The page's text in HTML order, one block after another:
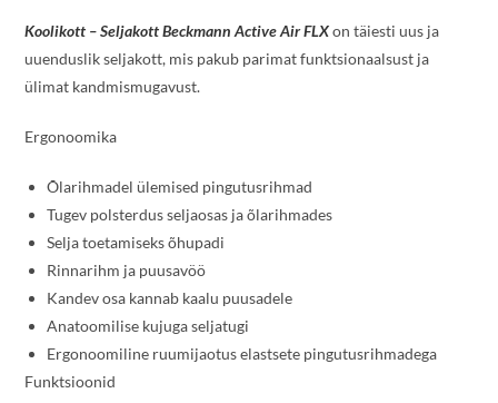
Koolikott – Seljakott Beckmann Active Air FLXon täiesti uus ja
uuenduslik seljakott, mis pakub parimat funktsionaalsust ja
ülimat kandmismugavust.
Ergonoomika
Õlarihmadel ülemised pingutusrihmad
Tugev polsterdus seljaosas ja õlarihmades
Selja toetamiseks õhupadi
Rinnarihm ja puusavöö
Kandev osa kannab kaalu puusadele
Anatoomilise kujuga seljatugi
Ergonoomiline ruumijaotus elastsete pingutusrihmadega
Funktsioonid